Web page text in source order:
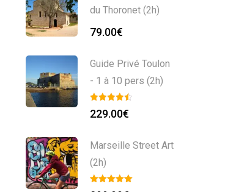
Visiter Uzès avec un
guide touristique privé
(2h) – Groupe de 1 à 30
du Thoronet (2h)
79.00€
Guide Privé Toulon
- 1 à 10 pers (2h)
229.00€
Marseille Street Art
(2h)